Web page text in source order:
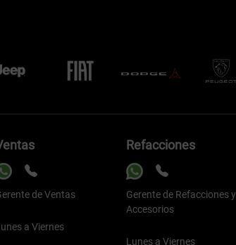
de Ventas
a Viernes
Refacciones
Gerente de Refacciones y
Accesorios
Lunes a Viernes